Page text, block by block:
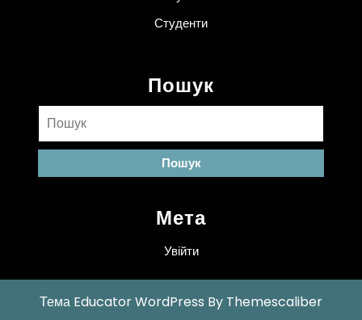
Студенти
Пошук
Мета
Увійти
Тема Educator WordPress By Themescaliber